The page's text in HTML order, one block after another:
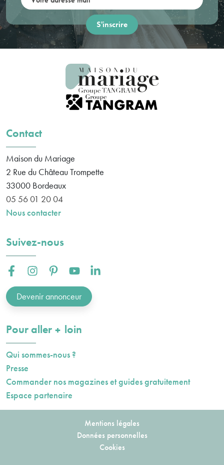
Contact
Maison du Mariage
2 Rue du Château Trompette
33000 Bordeaux
05 56 01 20 04
Nous contacter
Suivez-nous
Facebook :Instagram :Pinterest :Youtube :Linkedin :
Devenir annonceur
Pour aller plusloin
Qui sommes-nous ?
Presse
Commander nos magazines et guides gratuitement
Espace partenaire
Mentions légales
Données personnelles
Cookies